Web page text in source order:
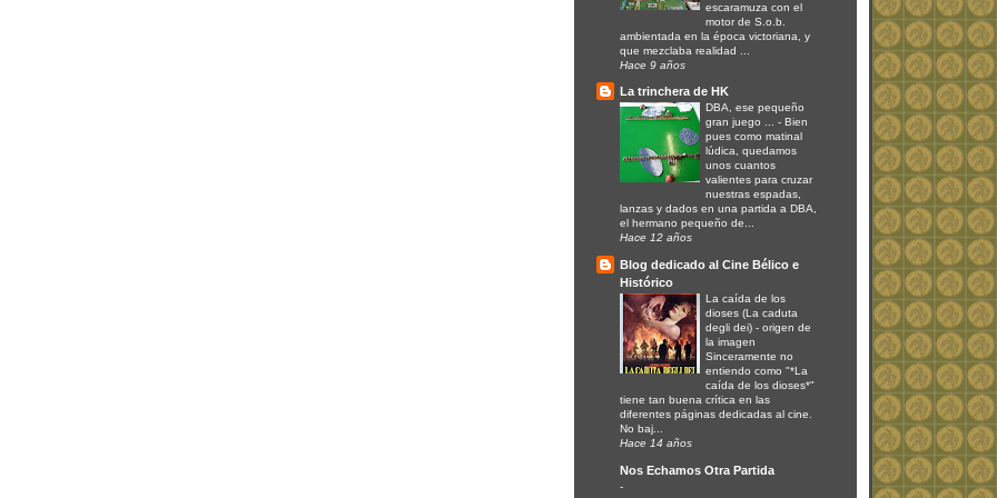
escaramuza con el
motor de S.o.b.
ambientada en la época victoriana, y
que mezclaba realidad ...
Hace 9 años
La trinchera de HK
DBA, ese pequeño
gran juego ... - Bien
pues como matinal
lúdica, quedamos
unos cuantos
valientes para cruzar
nuestras espadas,
lanzas y dados en una partida a DBA,
el hermano pequeño de...
Hace 12 años
Blog dedicado al Cine Bélico e
Histórico
La caída de los
dioses (La caduta
degli dei) - origen de
la imagen
Sinceramente no
entiendo como "*La
caída de los dioses*"
tiene tan buena crítica en las
diferentes páginas dedicadas al cine.
No baj...
Hace 14 años
Nos Echamos Otra Partida
-